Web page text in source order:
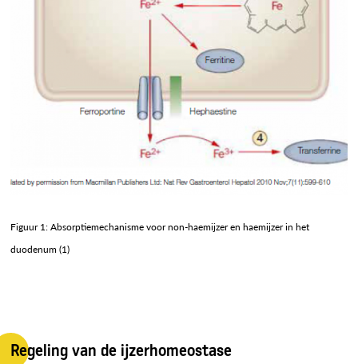
Figuur 1: Absorptiemechanisme voor non-haemijzer en haemijzer in het
duodenum (1)
Regeling van de ijzerhomeostase